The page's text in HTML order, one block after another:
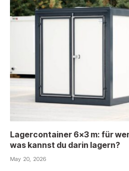
Lagercontainer 6×3 m: für
was kannst du darin lagern?
May 20, 2026